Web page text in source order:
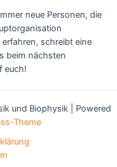
neue Personen, die
schreibt eine
beim nächsten
euch!
und Biophysik | Powered
Theme